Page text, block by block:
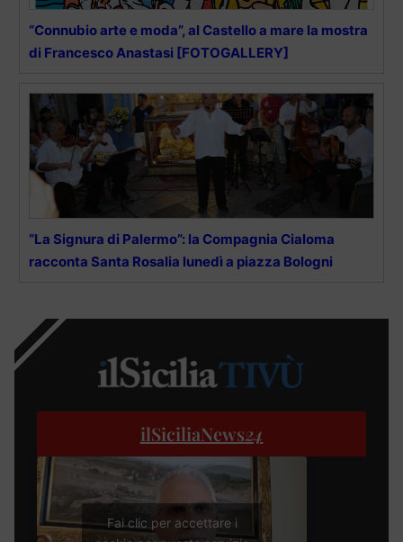
“Connubio arte e moda”, al Castello a mare la mostra
di Francesco Anastasi [FOTOGALLERY]
“La Signura di Palermo”: la Compagnia Cialoma
racconta Santa Rosalia lunedì a piazza Bologni
ilSiciliaNews24
Fai clic per accettare i